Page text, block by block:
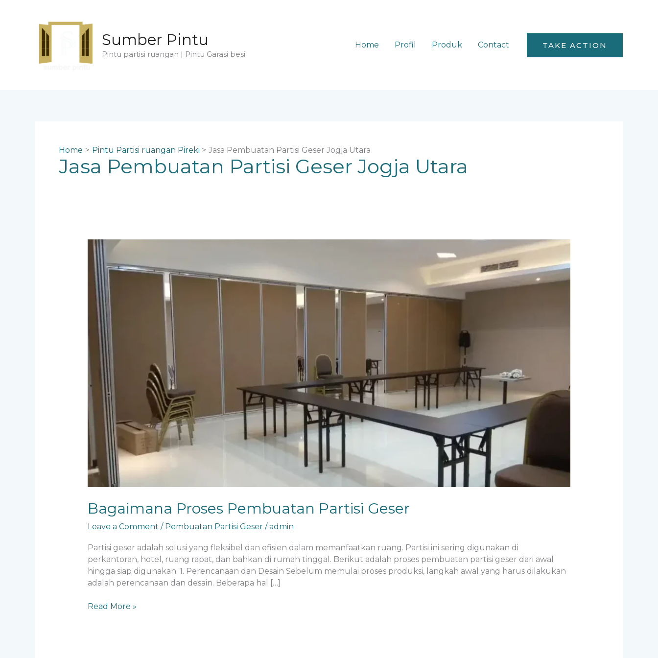
Sumber Pintu
Pintu partisi ruangan | Pintu Garasi besi
Home Profil Produk Contact TAKE ACTION
Home Pintu Partisi ruangan Pireki Jasa Pembuatan Partisi Geser Jogja Utara
Jasa Pembuatan Partisi Geser Jogja Utara
Bagaimana Proses Pembuatan Partisi Geser
Leave a Comment / Pembuatan Partisi Geser/admin
Partisi geser adalah solusi yang fleksibel dan efisien dalam memanfaatkan ruang. Partisi ini sering digunakan di
perkantoran, hotel, ruang rapat, dan bahkan di rumah tinggal. Berikut adalah proses pembuatan partisi geser dari awal
hingga siap digunakan. 1. Perencanaan dan Desain Sebelum memulai proses produksi, langkah awal yang harus dilakukan
adalah perencanaan dan desain. Beberapa hal […]
Bagaimana
Proses
Pembuatan
Partisi
Geser
Read More »